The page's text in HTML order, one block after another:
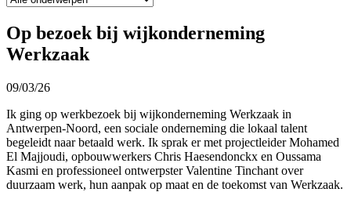
Op bezoek bij wijkonderneming
Werkzaak
09/03/26
Ik ging op werkbezoek bij wijkonderneming Werkzaak in
Antwerpen-Noord, een sociale onderneming die lokaal talent
begeleidt naar betaald werk. Ik sprak er met projectleider Mohamed
El Majjoudi, opbouwwerkers Chris Haesendonckx en Oussama
Kasmi en professioneel ontwerpster Valentine Tinchant over
duurzaam werk, hun aanpak op maat en de toekomst van Werkzaak.